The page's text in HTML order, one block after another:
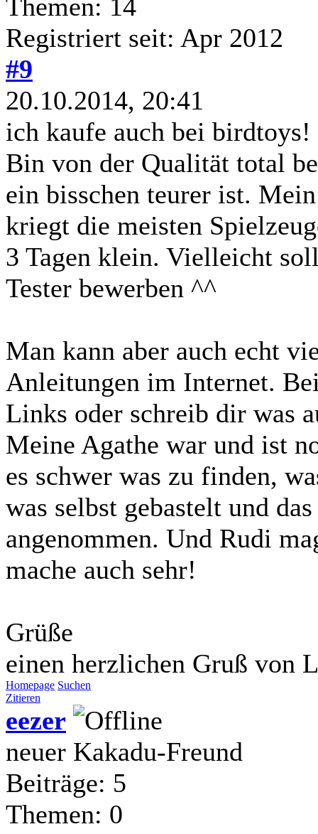
Themen: 14
Registriert seit: Apr 2012
#9
20.10.2014, 20:41
ich kaufe auch bei birdtoys!
Bin von der Qualität total
ein bisschen teurer ist.
kriegt die meisten
3 Tagen klein. Vielleicht
Tester bewerben ^^
Man kann aber auch echt
Anleitungen im Internet.
Links oder schreib dir was
Meine Agathe war und ist
es schwer was zu finden,
was selbst gebastelt und
angenommen. Und Rudi
mache auch sehr!
Grüße
einen herzlichen Gruß von
Homepage Suchen
Zitieren
eezer
neuer Kakadu-Freund
Beiträge: 5
Themen: 0